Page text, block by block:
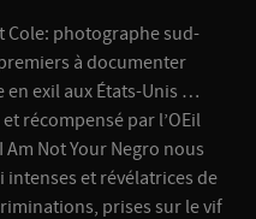
Cole: photographe sud-
à documenter
en exil aux États-Unis …
récompensé par l’OEil
Am Not Your Negro nous
intenses et révélatrices de
prises sur le vif